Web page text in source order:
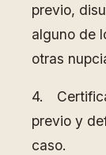
previo,
alguno de
otras
4.
previo y
caso.